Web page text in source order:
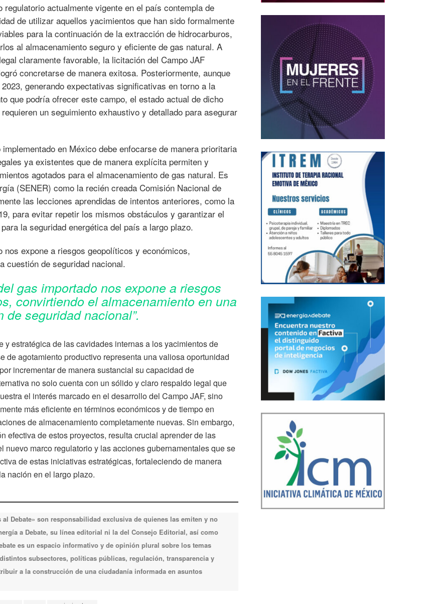
actualmente vigente en el país contempla de
de utilizar aquellos yacimientos que han sido formalmente
para la continuación de la extracción de hidrocarburos,
al almacenamiento seguro y eficiente de gas natural. A
claramente favorable, la licitación del Campo JAF
concretarse de manera exitosa. Posteriormente, aunque
generando expectativas significativas en torno a la
que podría ofrecer este campo, el estado actual de dicho
un seguimiento exhaustivo y detallado para asegurar
en México debe enfocarse de manera prioritaria
ya existentes que de manera explícita permiten y
agotados para el almacenamiento de gas natural. Es
(SENER) como la recién creada Comisión Nacional de
las lecciones aprendidas de intentos anteriores, como la
para evitar repetir los mismos obstáculos y garantizar el
la seguridad energética del país a largo plazo.
nos expone a riesgos geopolíticos y económicos,
cuestión de seguridad nacional.
gas importado nos expone a riesgos
convirtiendo el almacenamiento en una
de seguridad nacional”.
estratégica de las cavidades internas a los yacimientos de
de agotamiento productivo representa una valiosa oportunidad
incrementar de manera sustancial su capacidad de
no solo cuenta con un sólido y claro respaldo legal que
el interés marcado en el desarrollo del Campo JAF, sino
más eficiente en términos económicos y de tiempo en
de almacenamiento completamente nuevas. Sin embargo,
efectiva de estos proyectos, resulta crucial aprender de las
nuevo marco regulatorio y las acciones gubernamentales que se
de estas iniciativas estratégicas, fortaleciendo de manera
nación en el largo plazo.
Debate» son responsabilidad exclusiva de quienes las emiten y no
a Debate, su línea editorial ni la del Consejo Editorial, así como
es un espacio informativo y de opinión plural sobre los temas
subsectores, políticas públicas, regulación, transparencia y
a la construcción de una ciudadanía informada en asuntos